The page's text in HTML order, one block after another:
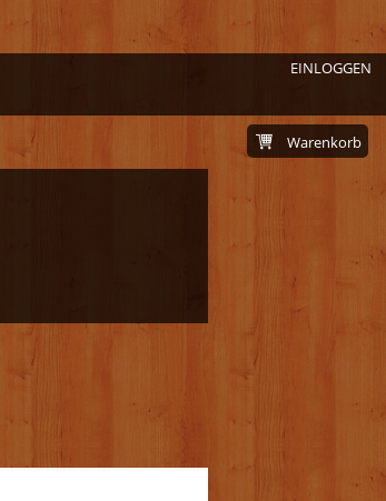
EINLOGGEN
Warenkorb